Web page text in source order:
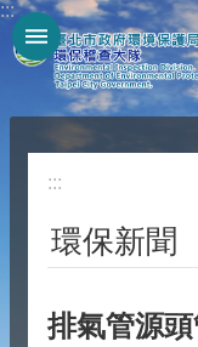
跳到主要內容區塊
:::
:::
環保新聞
排氣管源